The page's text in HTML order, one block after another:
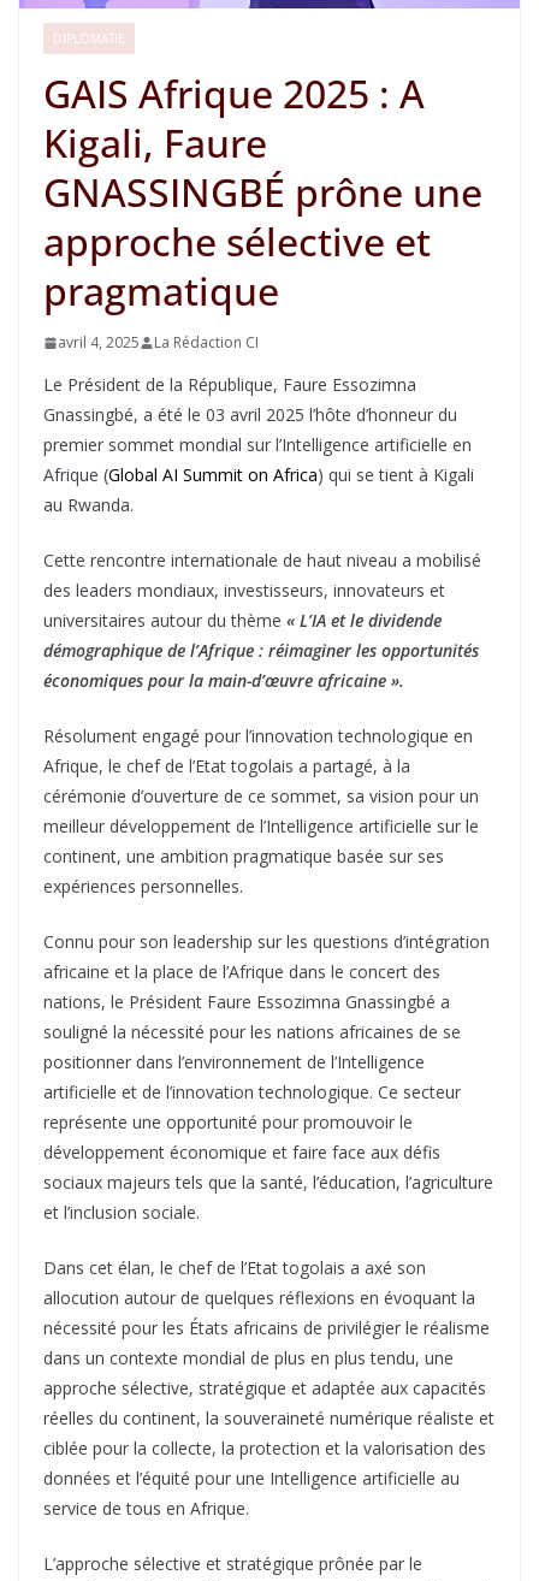
DIPLOMATIE
GAIS Afrique 2025 : A
Kigali, Faure
GNASSINGBÉ prône une
approche sélective et
pragmatique
avril 4, 2025 La Rédaction CI
Le Président de la République, Faure Essozimna
Gnassingbé, a été le 03 avril 2025 l’hôte d’honneur du
premier sommet mondial sur l’Intelligence artificielle en
Afrique (Global AI Summit on Africa) qui se tient à Kigali
au Rwanda.
Cette rencontre internationale de haut niveau a mobilisé
des leaders mondiaux, investisseurs, innovateurs et
universitaires autour du thème « L’IA et le dividende
démographique de l’Afrique : réimaginer les opportunités
économiques pour la main-d’œuvre africaine ».
Résolument engagé pour l’innovation technologique en
Afrique, le chef de l’Etat togolais a partagé, à la
cérémonie d’ouverture de ce sommet, sa vision pour un
meilleur développement de l’Intelligence artificielle sur le
continent, une ambition pragmatique basée sur ses
expériences personnelles.
Connu pour son leadership sur les questions d’intégration
africaine et la place de l’Afrique dans le concert des
nations, le Président Faure Essozimna Gnassingbé a
souligné la nécessité pour les nations africaines de se
positionner dans l’environnement de l’Intelligence
artificielle et de l’innovation technologique. Ce secteur
représente une opportunité pour promouvoir le
développement économique et faire face aux défis
sociaux majeurs tels que la santé, l’éducation, l’agriculture
et l’inclusion sociale.
Dans cet élan, le chef de l’Etat togolais a axé son
allocution autour de quelques réflexions en évoquant la
nécessité pour les États africains de privilégier le réalisme
dans un contexte mondial de plus en plus tendu, une
approche sélective, stratégique et adaptée aux capacités
réelles du continent, la souveraineté numérique réaliste et
ciblée pour la collecte, la protection et la valorisation des
données et l’équité pour une Intelligence artificielle au
service de tous en Afrique.
L’approche sélective et stratégique prônée par le